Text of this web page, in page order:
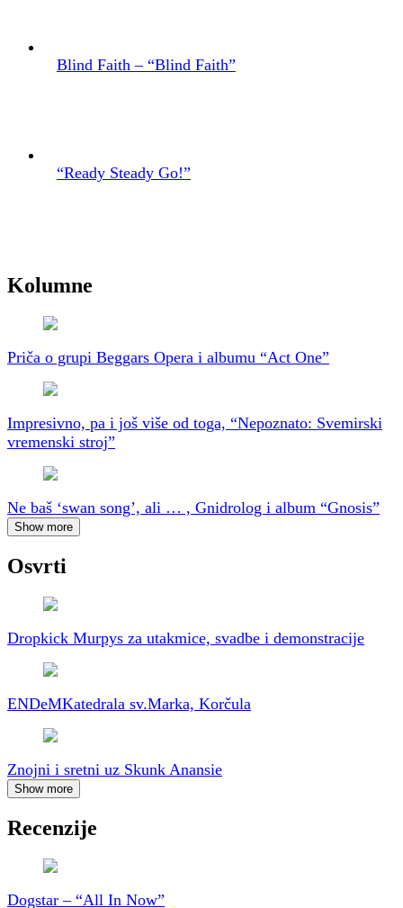
Blind Faith – “Blind Faith”
“Ready Steady Go!”
Kolumne
Priča o grupi Beggars Opera i albumu “Act One”
Impresivno, pa i još više od toga, “Nepoznato: Svemirski
vremenski stroj”
Ne baš ‘swan song’, ali … , Gnidrolog i album “Gnosis”
Show more
Osvrti
Dropkick Murpys za utakmice, svadbe i demonstracije
ENDeMKatedrala sv.Marka, Korčula
Znojni i sretni uz Skunk Anansie
Show more
Recenzije
Dogstar – “All In Now”